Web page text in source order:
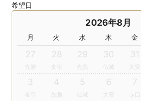
希望日
2026年8月
月 火 水 木 金
27 28
友引
29
先負
30
仏滅
31
大安
3
友引
4
先負
5
仏滅
6
大安
7